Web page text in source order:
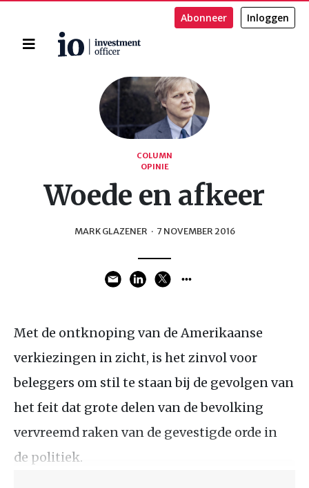
Home
Abonneer Inloggen
COLUMN
OPINIE
Woede en afkeer
MARK GLAZENER · 7 NOVEMBER 2016
Met de ontknoping van de Amerikaanse
verkiezingen in zicht, is het zinvol voor
beleggers om stil te staan bij de gevolgen van
het feit dat grote delen van de bevolking
vervreemd raken van de gevestigde orde in
de politiek.